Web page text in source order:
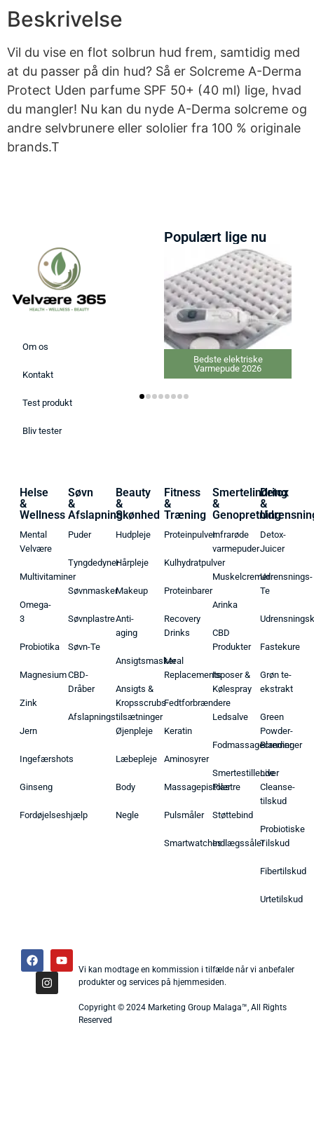
Beskrivelse
Vil du vise en flot solbrun hud frem, samtidig med
at du passer på din hud? Så er Solcreme A-Derma
Protect Uden parfume SPF 50+ (40 ml) lige, hvad
du mangler! Nu kan du nyde A-Derma solcreme og
andre selvbrunere eller sololier fra 100 % originale
brands.T
Om os
Kontakt
Test produkt
Bliv tester
Populært lige nu
Bedste elektriske
Varmepude 2026
Helse
&
Wellness
Mental
Velvære
Multivitaminer
Omega-
3
Probiotika
Magnesium
Zink
Jern
Ingefærshots
Ginseng
Fordøjelseshjælp
Søvn
&
Afslapning
Puder
Tyngdedyner
Søvnmasker
Søvnplastre
Søvn-Te
CBD-
Dråber
Afslapningstilsætninger
Beauty
&
Skønhed
Hudpleje
Hårpleje
Makeup
Anti-
aging
Ansigtsmasker
Ansigts &
Kropsscrubs
Øjenpleje
Læbepleje
Body
Negle
Fitness
&
Træning
Proteinpulver
Kulhydratpulver
Proteinbarer
Recovery
Drinks
Meal
Replacements
Fedtforbrændere
Keratin
Aminosyrer
Massagepistoler
Pulsmåler
Smartwatches
Smertelindring
&
Genopretning
Infrarøde
varmepuder
Muskelcremer
Arinka
CBD
Produkter
Isposer &
Kølespray
Ledsalve
Fodmassagecremer
Smertestillende
Plastre
Støttebind
Indlægssåler
Detox
&
Detox-
Juicer
Udrensnings-
Te
Fastekure
Grøn te-
ekstrakt
Green
Powder-
Blandinger
Liver
Cleanse-
tilskud
Probiotiske
Tilskud
Fibertilskud
Urtetilskud
Vi kan modtage en kommission i tilfælde når vi anbefaler
produkter og services på hjemmesiden.
Copyright © 2024 Marketing Group Malaga™, All Rights
Reserved